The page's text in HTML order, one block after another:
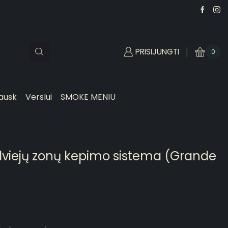
PRISIJUNGTI 0
Verslui SMOKE MENIU
zonų kepimo sistema (Grande